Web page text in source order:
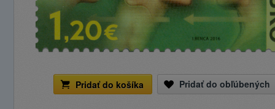
Pridať do košíka Pridať do obľúbených